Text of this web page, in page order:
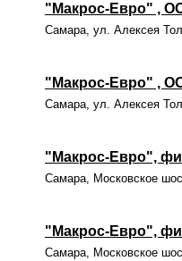
"Макрос-Евро" ,
Самара, ул. Алексея
"Макрос-Евро" ,
Самара, ул. Алексея
"Макрос-Евро",
Самара, Московское
"Макрос-Евро",
Самара, Московское